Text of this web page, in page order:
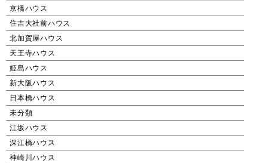
京橋ハウス
住吉大社前ハウス
北加賀屋ハウス
天王寺ハウス
姫島ハウス
新大阪ハウス
日本橋ハウス
未分類
江坂ハウス
深江橋ハウス
神崎川ハウス